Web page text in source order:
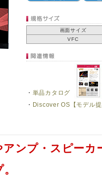
画面サイズ
VFC
・ 単品カタログ
・ Discover OS【モデル
ンプ・スピーカ